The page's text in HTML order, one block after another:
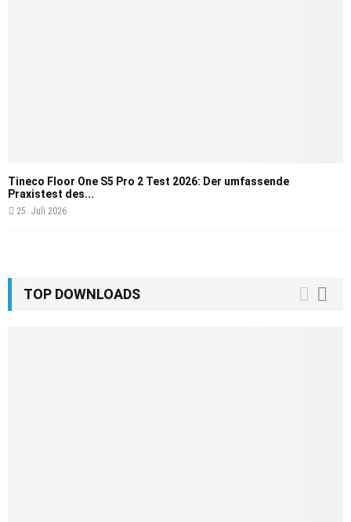
Tineco Floor One S5 Pro 2 Test 2026: Der umfassende
Praxistest des...
25. Juli 2026
TOP DOWNLOADS